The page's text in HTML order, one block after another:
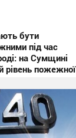
бути
під час
на Сумщині
рівень пожежної